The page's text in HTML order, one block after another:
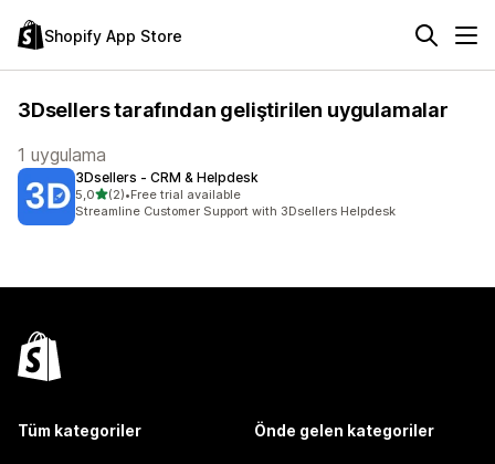
Shopify App Store
3Dsellers tarafından geliştirilen uygulamalar
1 uygulama
3Dsellers ‑ CRM & Helpdesk
5,05 yıldız üzerinden
(2)
toplam 2 değerlendirme
•Free trial available
Streamline Customer Support with 3Dsellers Helpdesk
Tüm kategoriler Önde gelen kategoriler